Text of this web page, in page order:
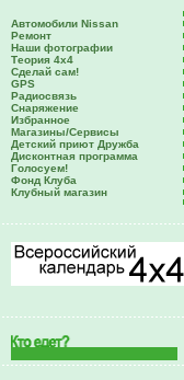
Автомобили Nissan
Ремонт
Наши фотографии
Теория 4х4
Сделай сам!
GPS
Радиосвязь
Снаряжение
Избранное
Магазины/Сервисы
Детский приют Дружба
Дисконтная программа
Голосуем!
Фонд Клуба
Клубный магазин